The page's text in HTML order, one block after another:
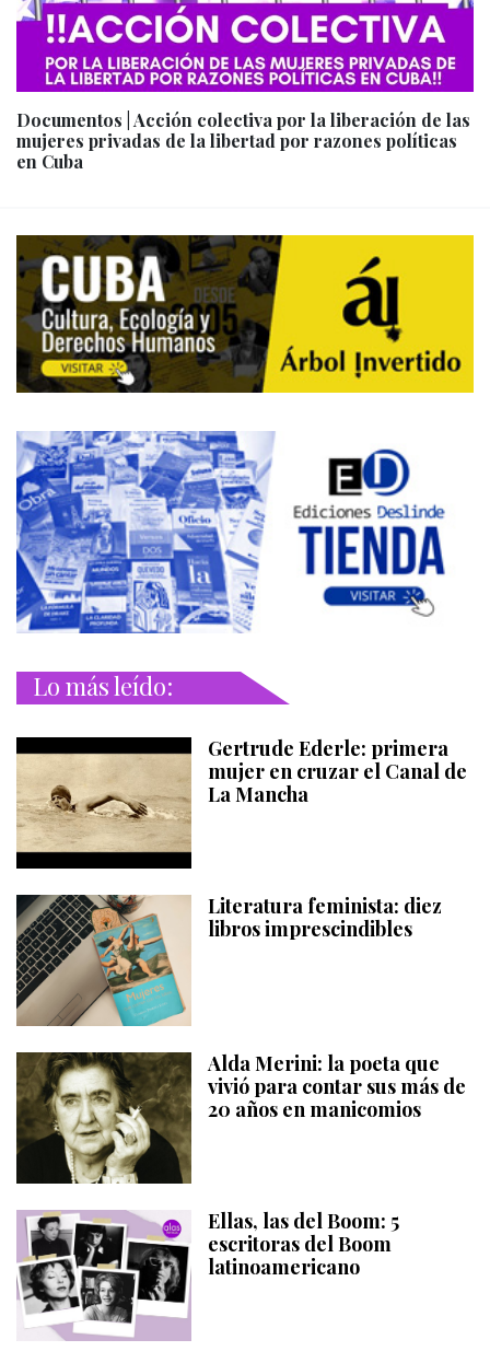
Documentos | Acción colectiva por la liberación de las
mujeres privadas de la libertad por razones políticas
en Cuba
Lo más leído:
Gertrude Ederle: primera
mujer en cruzar el Canal de
La Mancha
Literatura feminista: diez
libros imprescindibles
Alda Merini: la poeta que
vivió para contar sus más de
20 años en manicomios
Ellas, las del Boom: 5
escritoras del Boom
latinoamericano